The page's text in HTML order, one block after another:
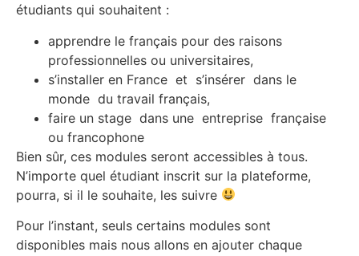
étudiants qui souhaitent :
apprendre le français pour des raisons
professionnelles ou universitaires,
s’installer en France et s’insérer dans le
monde du travail français,
faire un stage dans une entreprise française
ou francophone
Bien sûr, ces modules seront accessibles à tous.
N’importe quel étudiant inscrit sur la plateforme,
pourra, si il le souhaite, les suivre
Pour l’instant, seuls certains modules sont
disponibles mais nous allons en ajouter chaque